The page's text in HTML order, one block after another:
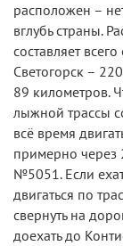
расположен –
вглубь страны.
составляет
Светогорск –
89 километров.
лыжной трассы
всё время
примерно через
№5051. Если
двигаться по
свернуть на
доехать до